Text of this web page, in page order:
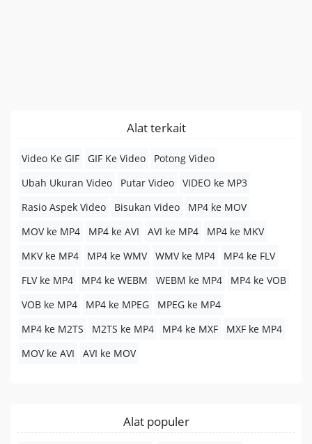
Alat terkait
Video Ke GIF GIF Ke Video
Potong Video
Ubah Ukuran Video
Putar Video
VIDEO ke MP3
Rasio Aspek Video
Bisukan Video
MP4 ke MOV
MOV ke MP4
MP4 ke AVI AVI ke MP4
MP4 ke MKV
MKV ke MP4
MP4 ke WMV WMV ke MP4
MP4 ke FLV
FLV ke MP4
MP4 ke WEBM WEBM ke MP4
MP4 ke VOB
VOB ke MP4
MP4 ke MPEG
MPEG ke MP4
MP4 ke M2TS
M2TS ke MP4 MP4 ke MXF
MXF ke MP4
MOV ke AVI
AVI ke MOV
Alat populer